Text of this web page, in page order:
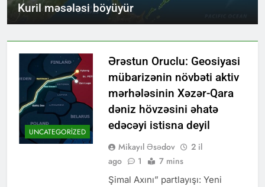
Kuril məsələsi böyüyür
UNCATEGORIZED
Ərəstun Oruclu: Geosiyasi
mübarizənin növbəti aktiv
mərhələsinin Xəzər-Qara
dəniz hövzəsini əhatə
edəcəyi istisna deyil
Mikayıl Əsədov
2 il
ago
1 7 mins
Şimal Axını” partlayışı: Yeni